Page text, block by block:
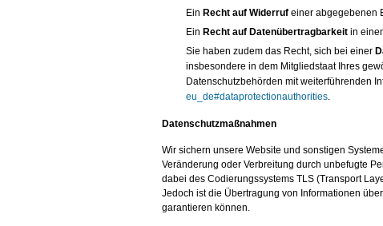
Ein Recht auf Widerruf einer abgegebenen
Ein Recht auf Datenübertragbarkeit in
Sie haben zudem das Recht, sich bei einer
insbesondere in dem Mitgliedstaat Ihres
Datenschutzbehörden mit weiterführenden
eu_de#dataprotectionauthorities.
Datenschutzmaßnahmen
Wir sichern unsere Website und sonstigen
Veränderung oder Verbreitung durch unbefugte
dabei des Codierungssystems TLS (Transport
Jedoch ist die Übertragung von Informationen
garantieren können.